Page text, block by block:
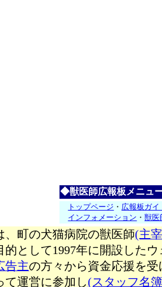
◆獣医師広報板メニュ
トップページ ・ 広報板ガイ
インフォメーション ・獣医
、町の犬猫病院の獣医師(主
的として1997年に開設した
告主の方々から資金応援を受
て運営に参加し(スタッフ名